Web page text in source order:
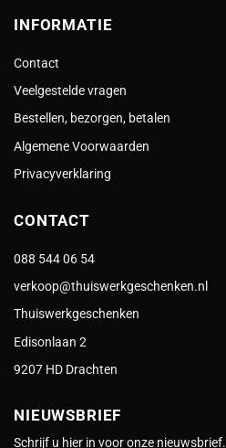
INFORMATIE
Contact
Veelgestelde vragen
Bestellen, bezorgen, betalen
Algemene Voorwaarden
Privacyverklaring
CONTACT
088 544 06 54
verkoop@thuiswerkgeschenken.nl
Thuiswerkgeschenken
Edisonlaan 2
9207 HD Drachten
NIEUWSBRIEF
Schrijf u hier in voor onze nieuwsbrief.